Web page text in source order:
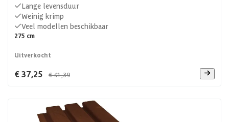
Lange levensduur
Weinig krimp
Veel modellen beschikbaar
275 cm
Uitverkocht
€ 37,25 € 41,39